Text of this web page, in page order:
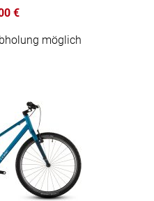
€
möglich